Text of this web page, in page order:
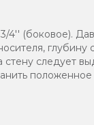
4'' (боковое).
глубину
следует